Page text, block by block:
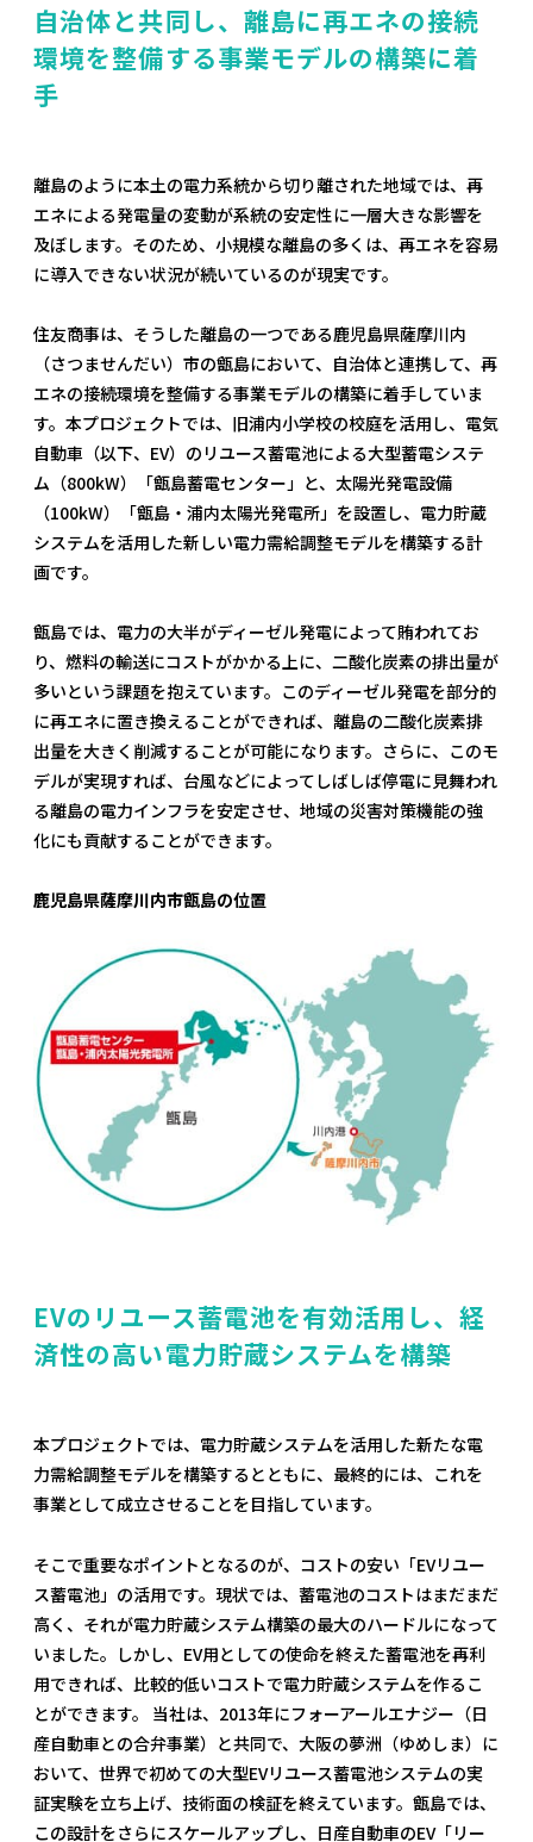
自治体と共同し、離島に再エネの接続
環境を整備する事業モデルの構築に着
手
離島のように本土の電力系統から切り離された地域では、再
エネによる発電量の変動が系統の安定性に一層大きな影響を
及ぼします。そのため、小規模な離島の多くは、再エネを容易
に導入できない状況が続いているのが現実です。
住友商事は、そうした離島の一つである鹿児島県薩摩川内
（さつませんだい）市の甑島において、自治体と連携して、再
エネの接続環境を整備する事業モデルの構築に着手していま
す。本プロジェクトでは、旧浦内小学校の校庭を活用し、電気
自動車（以下、EV）のリユース蓄電池による大型蓄電システ
ム（800kW）「甑島蓄電センター」と、太陽光発電設備
（100kW）「甑島・浦内太陽光発電所」を設置し、電力貯蔵
システムを活用した新しい電力需給調整モデルを構築する計
画です。
甑島では、電力の大半がディーゼル発電によって賄われてお
り、燃料の輸送にコストがかかる上に、二酸化炭素の排出量が
多いという課題を抱えています。このディーゼル発電を部分的
に再エネに置き換えることができれば、離島の二酸化炭素排
出量を大きく削減することが可能になります。さらに、このモ
デルが実現すれば、台風などによってしばしば停電に見舞われ
る離島の電力インフラを安定させ、地域の災害対策機能の強
化にも貢献することができます。
鹿児島県薩摩川内市甑島の位置
EVのリユース蓄電池を有効活用し、経
済性の高い電力貯蔵システムを構築
本プロジェクトでは、電力貯蔵システムを活用した新たな電
力需給調整モデルを構築するとともに、最終的には、これを
事業として成立させることを目指しています。
そこで重要なポイントとなるのが、コストの安い「EVリユー
ス蓄電池」の活用です。現状では、蓄電池のコストはまだまだ
高く、それが電力貯蔵システム構築の最大のハードルになって
いました。しかし、EV用としての使命を終えた蓄電池を再利
用できれば、比較的低いコストで電力貯蔵システムを作るこ
とができます。 当社は、2013年にフォーアールエナジー（日
産自動車との合弁事業）と共同で、大阪の夢洲（ゆめしま）に
おいて、世界で初めての大型EVリユース蓄電池システムの実
証実験を立ち上げ、技術面の検証を終えています。甑島では、
この設計をさらにスケールアップし、日産自動車のEV「リー